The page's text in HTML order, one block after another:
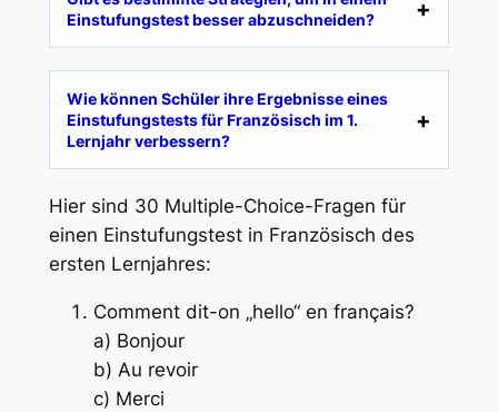
Einstufungstest besser abzuschneiden?
Wie können Schüler ihre Ergebnisse eines
Einstufungstests für Französisch im 1.
Lernjahr verbessern?
Hier sind 30 Multiple-Choice-Fragen für
einen Einstufungstest in Französisch des
ersten Lernjahres:
Comment dit-on „hello“ en français?
a) Bonjour
b) Au revoir
c) Merci